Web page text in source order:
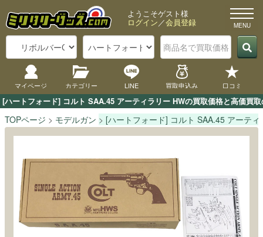
[ハートフォード] コルト SAA.45 アーティラリー HWの買取価格と高価買
ようこそゲスト様
ログイン／会員登録
マイページ カテゴリー LINE 買取申込み 口コミ
TOPページ モデルガン [ハートフォード] コルト SAA.45 アーティ